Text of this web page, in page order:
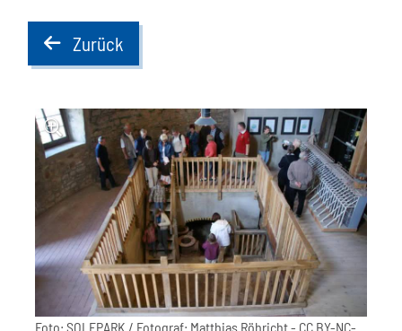
backZurück
Foto: SOLEPARK / Fotograf: Matthias Röhricht- CC BY-NC-